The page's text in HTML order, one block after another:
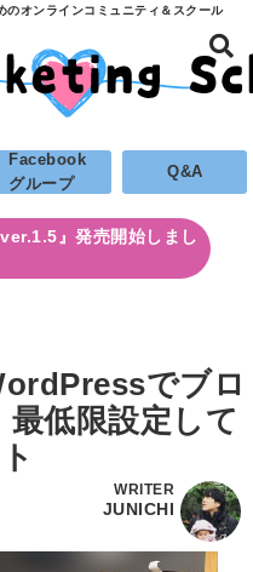
のオンラインコミュニティ＆スクール
Facebook
グループ
Q&A
』発売開始しまし
でブロ
低限設定して
WRITER
JUNICHI